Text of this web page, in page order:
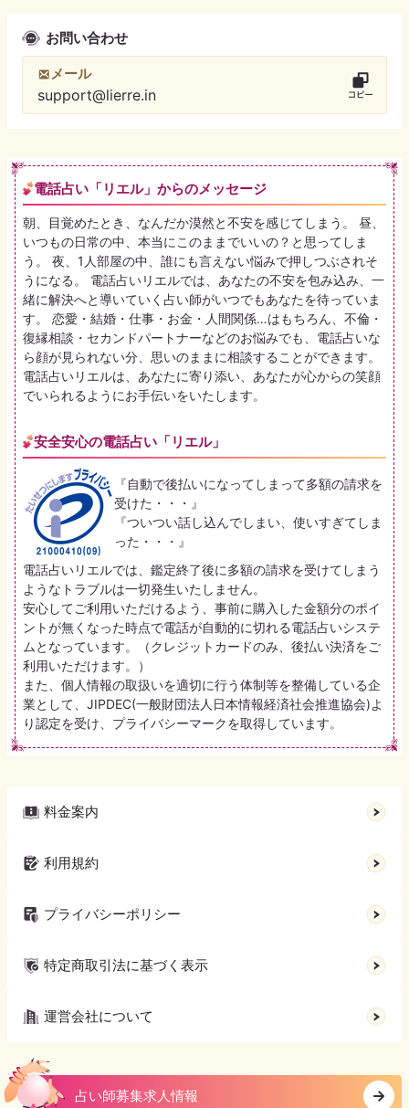
お問い合わせ
メール
support@lierre.in
電話占い「リエル」からのメッセージ
朝、目覚めたとき、なんだか漠然と不安を感じてしまう。 昼、
いつもの日常の中、本当にこのままでいいの？と思ってしま
う。 夜、1人部屋の中、誰にも言えない悩みで押しつぶされそ
うになる。 電話占いリエルでは、あなたの不安を包み込み、一
緒に解決へと導いていく占い師がいつでもあなたを待っていま
す。 恋愛・結婚・仕事・お金・人間関係…はもちろん、不倫・
復縁相談・セカンドパートナーなどのお悩みでも、電話占いな
ら顔が見られない分、思いのままに相談することができます。
電話占いリエルは、あなたに寄り添い、あなたが心からの笑顔
でいられるようにお手伝いをいたします。
安全安心の電話占い「リエル」
『自動で後払いになってしまって多額の請求を
受けた・・・』
『ついつい話し込んでしまい、使いすぎてしま
った・・・』
電話占いリエルでは、鑑定終了後に多額の請求を受けてしまう
ようなトラブルは一切発生いたしません。
安心してご利用いただけるよう、事前に購入した金額分のポイ
ントが無くなった時点で電話が自動的に切れる電話占いシステ
ムとなっています。（クレジットカードのみ、後払い決済をご
利用いただけます。）
また、個人情報の取扱いを適切に行う体制等を整備している企
業として、JIPDEC(一般財団法人日本情報経済社会推進協会)よ
り認定を受け、プライバシーマークを取得しています。
料金案内
利用規約
プライバシーポリシー
特定商取引法に基づく表示
運営会社について
占い師募集求人情報